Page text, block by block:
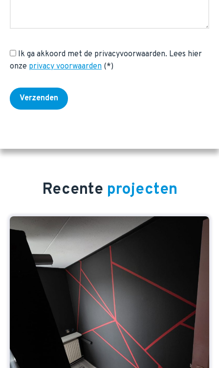
Ik ga akkoord met de privacyvoorwaarden. Lees hier
onze privacy voorwaarden (*)
Recente projecten